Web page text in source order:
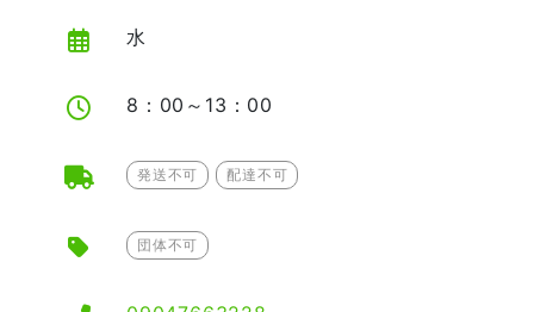
水
8：00～13：00
発送不可 配達不可
団体不可